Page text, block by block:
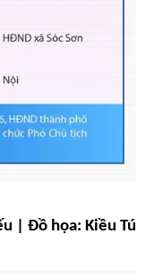
| Đồ họa: Kiều Tú